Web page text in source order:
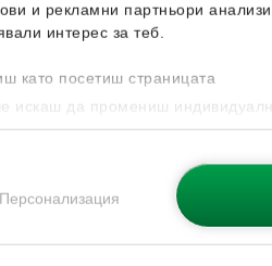
и рекламни партньори
интерес за теб.
като посетиш страницата
искаш да промениш
Персонализация